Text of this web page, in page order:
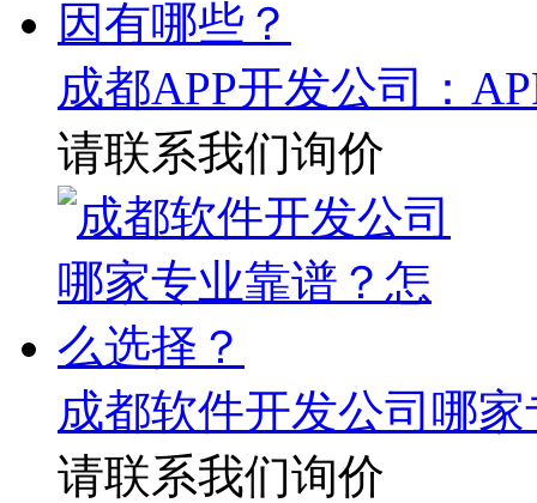
成都APP开发公司：
请联系我们询价
成都软件开发公司哪
请联系我们询价